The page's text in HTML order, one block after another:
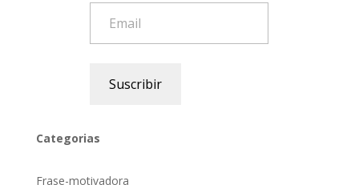
Suscribir
Categorias
Frase-motivadora